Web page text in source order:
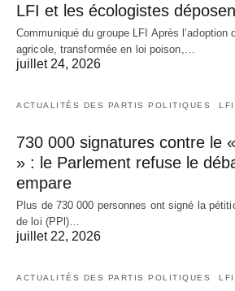
LFI et les écologistes
Communiqué du groupe LFI Après l’adoption
agricole, transformée en loi poison,…
juillet 24, 2026
ACTUALITÉS DES PARTIS POLITIQUES LFI
730 000 signatures contre le
» : le Parlement refuse le
empare
Plus de 730 000 personnes ont signé la
de loi (PPl)…
juillet 22, 2026
ACTUALITÉS DES PARTIS POLITIQUES LFI